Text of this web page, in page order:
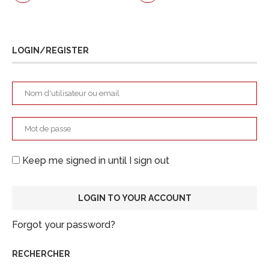
LOGIN/REGISTER
Keep me signed in until I sign out
Forgot your password?
RECHERCHER